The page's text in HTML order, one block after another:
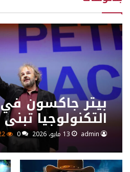
بيتر جاكسون
التكنولوجيا
والروح تصنع
admin 13 مايو، 2026 0